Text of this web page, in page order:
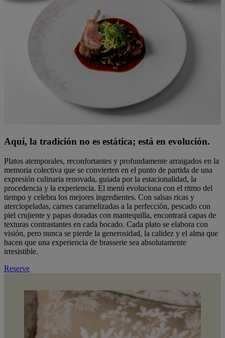
Aquí, la tradición no es estática; está en evolución.
Platos atemporales, reconfortantes y profundamente arraigados en la
memoria colectiva que se convierten en el punto de partida de una
expresión culinaria renovada, guiada por la estacionalidad, la
procedencia y la experiencia. El menú evoluciona con el ritmo del
tiempo y celebra los mejores ingredientes. Con salsas ricas y
aterciopeladas, carnes caramelizadas a la perfección, pescado con
piel crujiente y papas doradas con mantequilla, encontrará capas de
texturas contrastantes en cada bocado. Cada plato se elabora con
visión, pero nunca se pierde la generosidad, la calidez y el alma que
hacen que una experiencia de brasserie sea absolutamente
irresistible.
Reserve